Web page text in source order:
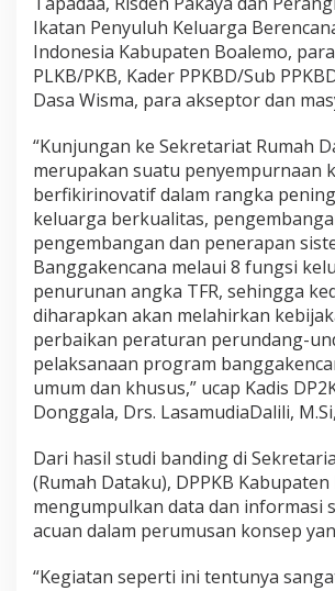
Ikatan Penyuluh Keluarga
Indonesia Kabupaten Boalemo,
PLKB/PKB, Kader PPKBD/Sub
Dasa Wisma, para akseptor dan
“Kunjungan ke Sekretariat Rumah
merupakan suatu penyempurnaan
berfikirinovatif dalam rangka
keluarga berkualitas,
pengembangan dan penerapan
Banggakencana melaui 8 fungsi
penurunan angka TFR, sehingga
diharapkan akan melahirkan
perbaikan peraturan perundang-
pelaksanaan program
umum dan khusus,” ucap Kadis
Donggala, Drs. LasamudiaDalili,
Dari hasil studi banding di
(Rumah Dataku), DPPKB
mengumpulkan data dan informasi
acuan dalam perumusan konsep
“Kegiatan seperti ini tentunya